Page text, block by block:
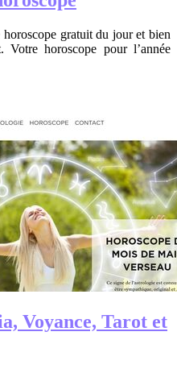
gratuit du jour et bien
Votre horoscope pour l’année
Voyance, Tarot et